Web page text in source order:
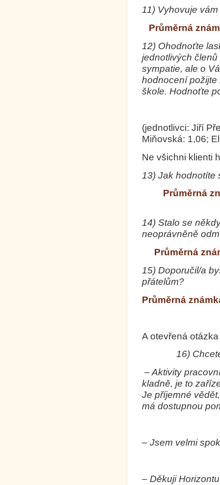
11) Vyhovuje
Průměrná
12) Ohodnoťte
jednotlivých
sympatie, ale o
hodnocení
škole. Hodnoťte
(jednotlivci: Jiří
Miňovská: 1,06;
Ne všichni klienti
13) Jak hodnotíte
Průměrná
14) Stalo se
neoprávněně
Průměrná
15) Doporučil/a
přátelům?
Průměrná
A otevřená
16)
– Aktivity
kladně, je to
Je příjemné
má dostupnou
– Jsem velmi
– Děkuji